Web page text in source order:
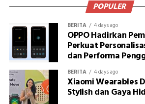
POPULER
BERITA 4 days ago
OPPO Hadirkan
Perkuat
dan Performa
BERITA 4 days ago
Xiaomi Wearables
Stylish dan Gaya